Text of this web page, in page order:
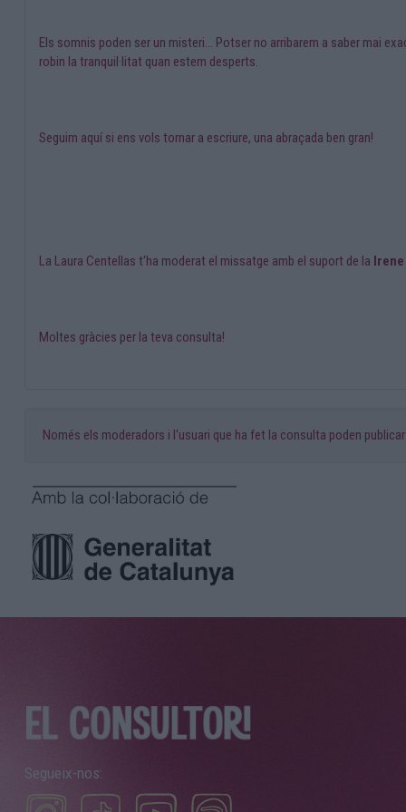
Els somnis poden ser un misteri... Potser no arribarem a saber mai
robin la tranquil·litat quan estem desperts.
Seguim aquí si ens vols tornar a escriure, una abraçada ben gran!
La Laura Centellas t'ha moderat el missatge amb el suport de la
Moltes gràcies per la teva consulta!
Només els moderadors i l'usuari que ha fet la consulta poden
Segueix-nos: